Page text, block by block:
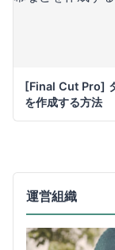
[Final Cut Pro]
を作成する方法
運営組織